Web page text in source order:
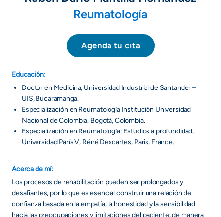
Reumatología
Agenda tu cita
Educación:
Doctor en Medicina, Universidad Industrial de Santander –
UIS, Bucaramanga.
Especialización en Reumatología Institución Universidad
Nacional de Colombia. Bogotá, Colombia.
Especialización en Reumatología: Estudios a profundidad,
Universidad París V, Réné Descartes, Paris, France.
Acerca de mí:
Los procesos de rehabilitación pueden ser prolongados y
desafiantes, por lo que es esencial construir una relación de
confianza basada en la empatía, la honestidad y la sensibilidad
hacia las preocupaciones y limitaciones del paciente, de manera